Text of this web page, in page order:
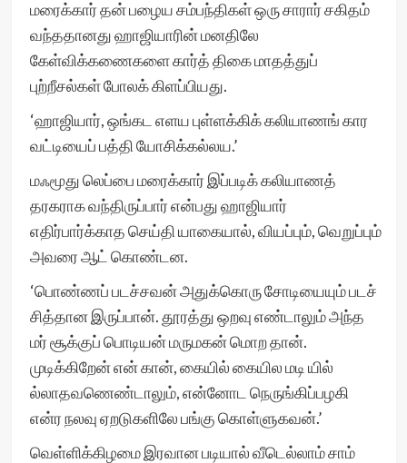
மரைக்கார் தன் பழைய சம்பந்திகள் ஒரு சாரார் சகிதம்
வந்ததானது ஹாஜியாரின் மனதிலே
கேள்விக்கணைகளை கார்த் திகை மாதத்துப்
புற்றீசல்கள் போலக் கிளப்பியது.
‘ஹாஜியார், ஒங்கட எளய புள்ளக்கிக் கலியாணங் கார
வட்டியைப் பத்தி யோசிக்கல்லய.’
மஃமூது லெப்பை மரைக்கார் இப்படிக் கலியாணத்
தரகராக வந்திருப்பார் என்பது ஹாஜியார்
எதிர்பார்க்காத செய்தி யாகையால், வியப்பும், வெறுப்பும்
அவரை ஆட் கொண்டன.
‘பொண்ணப் படச்சவன் அதுக்கொரு சோடியையும் படச்
சித்தான இருப்பான். தூரத்து ஒறவு எண்டாலும் அந்த
மர் சூக்குப் பொடியன் மருமகன் மொற தான்.
முடிக்கிறேன் என் கான், கையில் கையில மடி யில்
ல்லாதவணெண்டாலும், என்னோட நெருங்கிப்பழகி
என்ர நலவு ஏறடுகளிலே பங்கு கொள்ளுகவன்.’
வெள்ளிக்கிழமை இரவான படியால் வீடெல்லாம் சாம்